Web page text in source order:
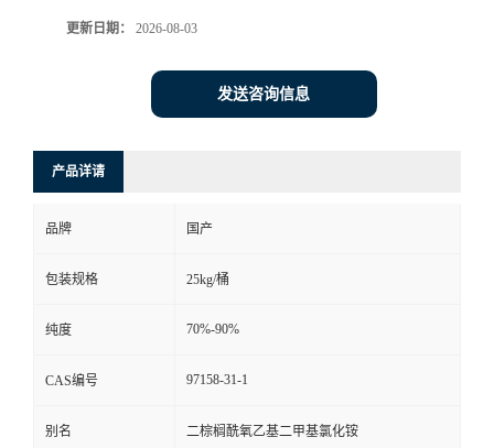
更新日期： 2026-08-03
发送咨询信息
产品详请
品牌 国产
包装规格 25kg/桶
纯度 70%-90%
CAS编号 97158-31-1
别名 二棕榈酰氧乙基二甲基氯化铵